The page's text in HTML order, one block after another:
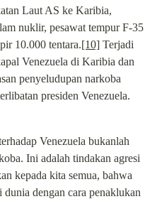
Laut AS ke Karibia,
nuklir, pesawat tempur F-35
10.000 tentara.[10] Terjadi
Venezuela di Karibia dan
penyeludupan narkoba
presiden Venezuela.
Venezuela bukanlah
Ini adalah tindakan agresi
kepada kita semua, bahwa
dengan cara penaklukan